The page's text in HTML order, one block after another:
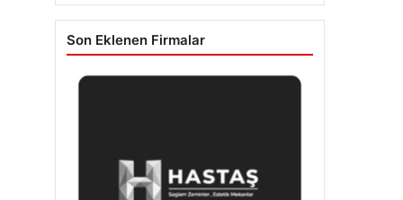
Son Eklenen Firmalar